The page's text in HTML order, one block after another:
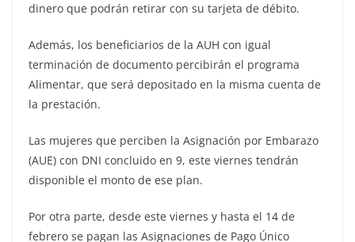
dinero que podrán retirar con su tarjeta de débito.
Además, los beneficiarios de la AUH con igual
terminación de documento percibirán el programa
Alimentar, que será depositado en la misma cuenta de
la prestación.
Las mujeres que perciben la Asignación por Embarazo
(AUE) con DNI concluido en 9, este viernes tendrán
disponible el monto de ese plan.
Por otra parte, desde este viernes y hasta el 14 de
febrero se pagan las Asignaciones de Pago Único